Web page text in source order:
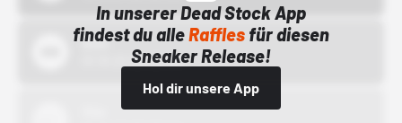
In unserer Dead Stock App
findest du alleRafflesfür diesen
Sneaker Release!
Hol dir unsere App
Bstn
01.10.22 00:00 Uhr